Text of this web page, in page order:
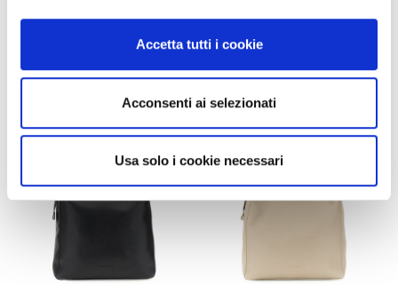
Accetta tutti i cookie
Acconsenti ai selezionati
Usa solo i cookie necessari
57,00 €